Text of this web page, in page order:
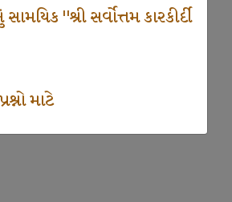
"શ્રી સર્વોત્તમ કારકીર્દી
માટે